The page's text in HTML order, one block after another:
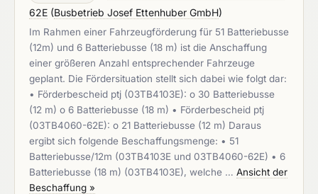
62E (Busbetrieb Josef Ettenhuber GmbH)
Im Rahmen einer Fahrzeugförderung für 51 Batteriebusse
(12m) und 6 Batteriebusse (18 m) ist die Anschaffung
einer größeren Anzahl entsprechender Fahrzeuge
geplant. Die Fördersituation stellt sich dabei wie folgt dar:
• Förderbescheid ptj (03TB4103E): o 30 Batteriebusse
(12 m) o 6 Batteriebusse (18 m) • Förderbescheid ptj
(03TB4060-62E): o 21 Batteriebusse (12 m) Daraus
ergibt sich folgende Beschaffungsmenge: • 51
Batteriebusse/12m (03TB4103E und 03TB4060-62E) • 6
Batteriebusse (18 m) (03TB4103E), welche … Ansicht der
Beschaffung »